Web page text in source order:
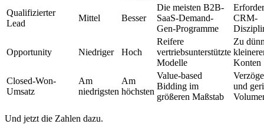
Qualifizierter
Lead
Mittel Besser
Die meisten B2B-
SaaS-Demand-
Gen-Programme
CRM-
Opportunity Niedriger Hoch
Reifere
vertriebsunterstützte
Modelle
Zu
Konten
Closed-Won-
Umsatz
Am
niedrigsten
Am
höchsten
Value-based
Bidding im
größeren Maßstab
und
Und jetzt die Zahlen dazu.